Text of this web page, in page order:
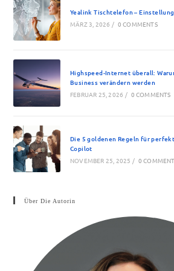
Yealink Tischtelefon –
MÄRZ 3, 2026 / 0 COMMENTS
Highspeed-Internet überall:
Business verändern werden
FEBRUAR 25, 2026 / 0 COMMENTS
Die 5 goldenen Regeln für
Copilot
NOVEMBER 25, 2025 / 0
Über Die Autorin